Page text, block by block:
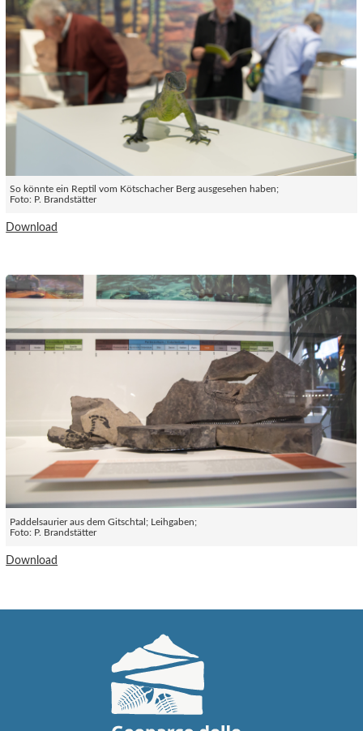
So könnte ein Reptil vom Kötschacher Berg ausgesehen haben;
Foto: P. Brandstätter
Download
Paddelsaurier aus dem Gitschtal; Leihgaben;
Foto: P. Brandstätter
Download